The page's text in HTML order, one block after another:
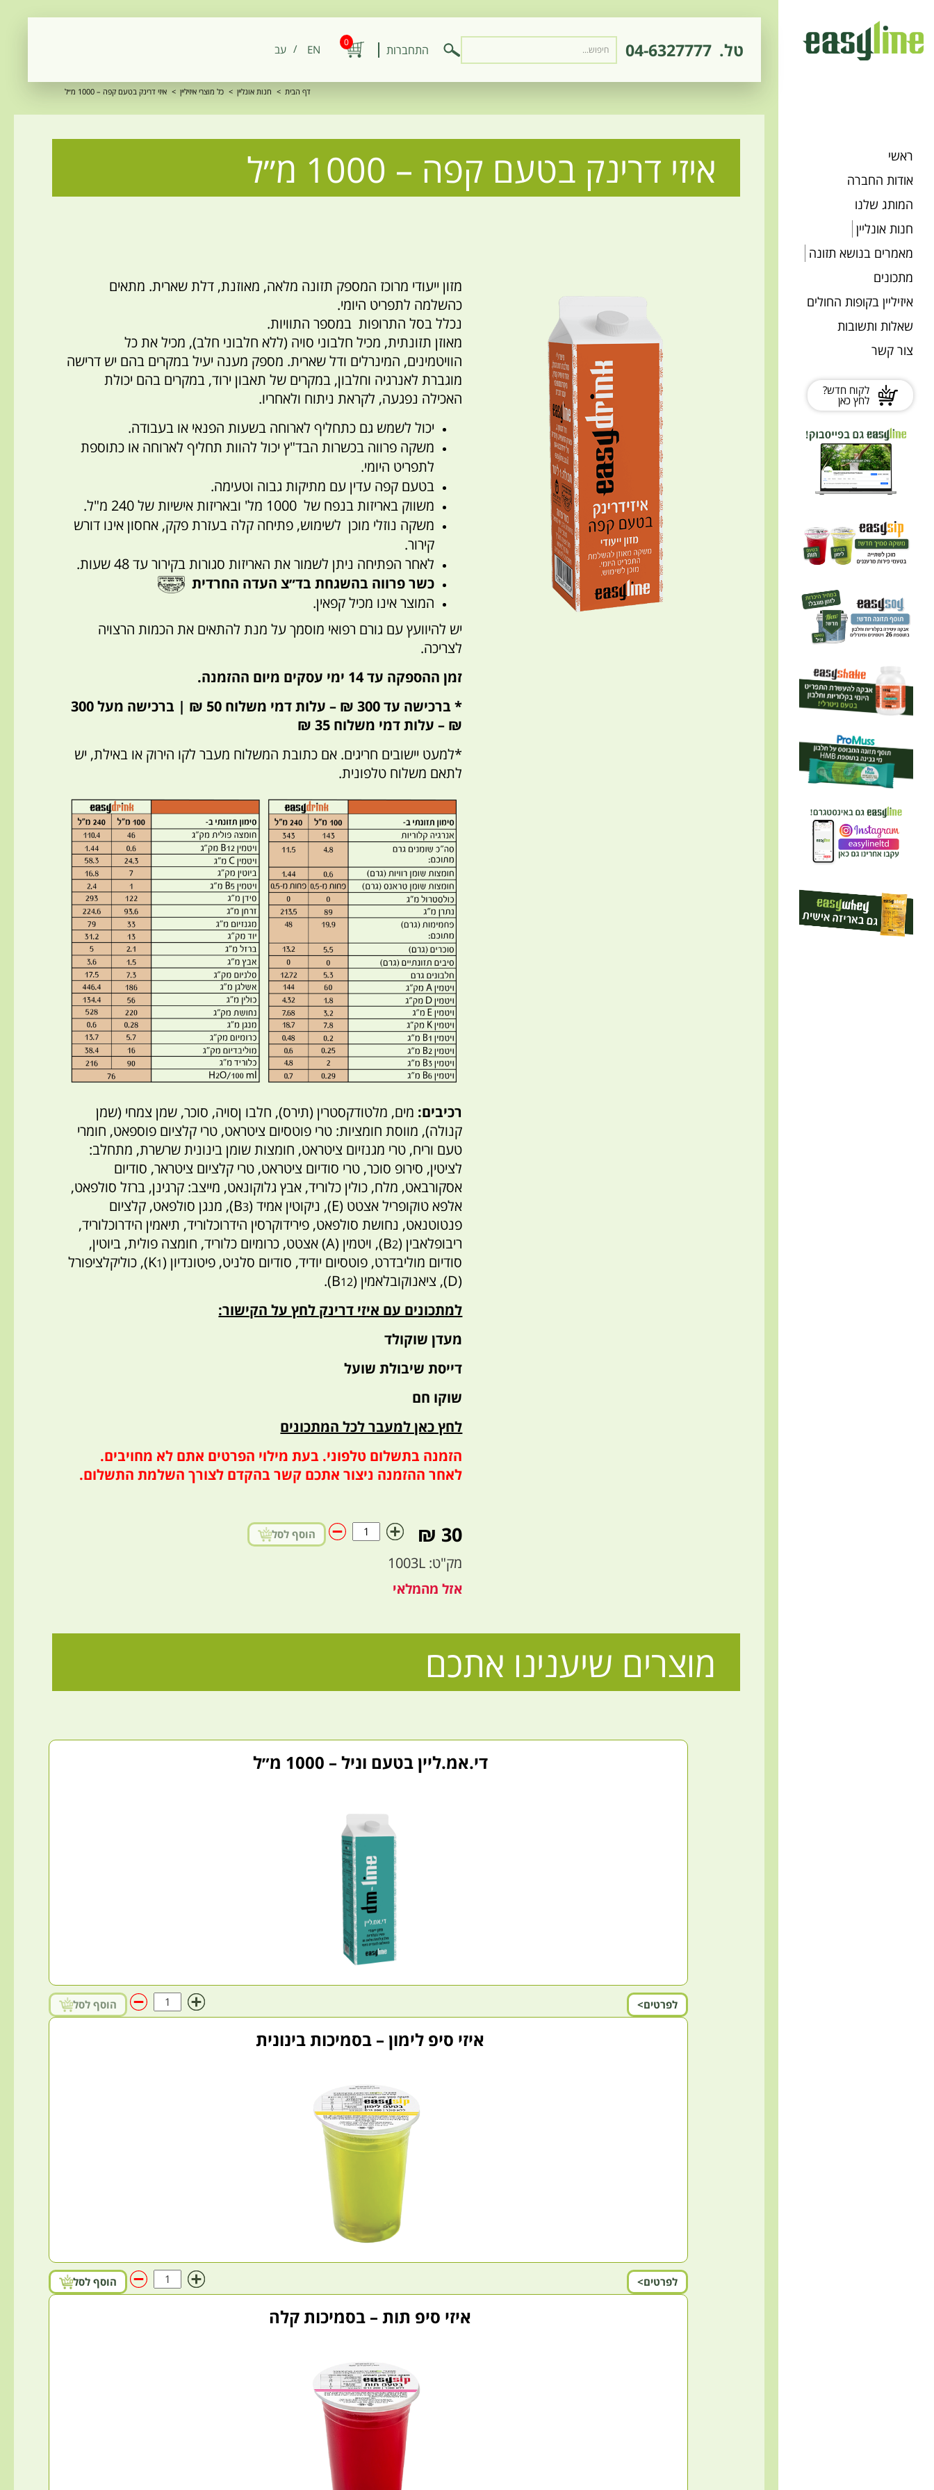
טל. 04-6327777 התחברות 0
EN ‫עב‬
ראשי
אודות החברה
המותג שלנו
חנות אונליין
מאמרים בנושא תזונה
מתכונים
איזיליין בקופות החולים
שאלות ותשובות
צור קשר
לקוח חדש?
לחץ כאן
דף הבית > חנות אונליין > כל מוצרי איזיליין > איזי דרינק בטעם קפה – 1000 מ״ל
איזי דרינק בטעם קפה – 1000 מ״ל
מזון ייעודי מרוכז המספק תזונה מלאה, מאוזנת, דלת שארית. מתאים
כהשלמה לתפריט היומי.
נכלל בסל התרופות במספר התוויות.
מאוזן תזונתית, מכיל חלבוני סויה (ללא חלבוני חלב), מכיל את כל
הוויטמינים, המינרלים ודל שארית. מספק מענה יעיל במקרים בהם יש דרישה
מוגברת לאנרגיה וחלבון, במקרים של תאבון ירוד, במקרים בהם יכולת
האכילה נפגעה, לקראת ניתוח ולאחריו.
יכול לשמש גם כתחליף לארוחה בשעות הפנאי או בעבודה.
משקה פרווה בכשרות הבד"ץ יכול להוות תחליף לארוחה או כתוספת
לתפריט היומי.
בטעם קפה עדין עם מתיקות גבוה וטעימה.
משווק באריזות בנפח של 1000 מל' ובאריזות אישיות של 240 מ"ל.
משקה נוזלי מוכן לשימוש, פתיחה קלה בעזרת פקק, אחסון אינו דורש
קירור.
לאחר הפתיחה ניתן לשמור את האריזות סגורות בקירור עד 48 שעות.
כשר פרווה בהשגחת בד״צ העדה החרדית
המוצר אינו מכיל קפאין.
יש להיוועץ עם גורם רפואי מוסמך על מנת להתאים את הכמות הרצויה
לצריכה.
זמן ההספקה עד 14 ימי עסקים מיום ההזמנה.
* ברכישה עד 300 ₪ – עלות דמי משלוח 50 ₪ | ברכישה מעל 300
₪ – עלות דמי משלוח 35 ₪
*למעט יישובים חריגים. אם כתובת המשלוח מעבר לקו הירוק או באילת, יש
לתאם משלוח טלפונית.
רכיבים: מים, מלטודקסטרין (תירס), חלבו ןסויה, סוכר, שמן צמחי (שמן
קנולה), מווסת חומציות: טרי פוטסיום ציטראט, טרי קלציום פוספאט, חומרי
טעם וריח, טרי מגנזיום ציטראט, חומצות שומן בינונית שרשרת, מתחלב:
לציטין, סירופ סוכר, טרי סודיום ציטראט, טרי קלציום ציטראר, סודיום
אסקורבאט, מלח, כולין כלוריד, אבץ גלוקונאט, מייצב: קרגינן, ברזל סולפאט,
אלפא טוקופריל אצטט (E), ניקוטין אמיד (B
3
), מנגן סולפאט, קלציום
פנטוטנאט, נחושת סולפאט, פירידוקרסין הידרוכלוריד, תיאמין הידרוכלוריד,
ריבופלאבין (B2
), ויטמין (A) אצטט, כרומיום כלוריד, חומצה פולית, ביוטין,
סודיום מוליבדרט, פוטסיום יודיד, סודיום סלניט, פיטונדיון (K1
), כוליקלציפורל
(D), ציאנוקובלאמין (B
12
).
למתכונים עם איזי דרינק לחץ על הקישור:
מעדן שוקולד
דייסת שיבולת שועל
שוקו חם
לחץ כאן למעבר לכל המתכונים
הזמנה בתשלום טלפוני. בעת מילוי הפרטים אתם לא מחויבים.
לאחר ההזמנה ניצור אתכם קשר בהקדם לצורך השלמת התשלום.
30 ₪ הוסף לסל
מק"ט: 1003L
אזל מהמלאי
מוצרים שיענינו אתכם
די.אמ.ליין בטעם וניל – 1000 מ״ל
לפרטים> הוסף לסל
איזי סיפ לימון – בסמיכות בינונית
לפרטים> הוסף לסל
איזי סיפ תות – בסמיכות קלה